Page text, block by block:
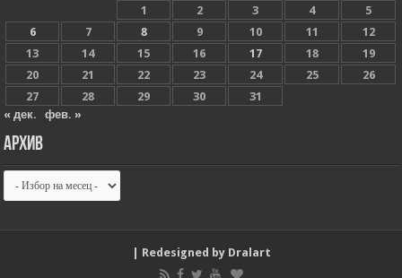
1
2 3 4
5
6
7 8 9 10 11
12
13
14 15 16 17 18
19
20
21 22 23 24 25
26
27
28 29 30
31
« дек.
фев. »
Архив
Архив
| Redesigned by Dralart